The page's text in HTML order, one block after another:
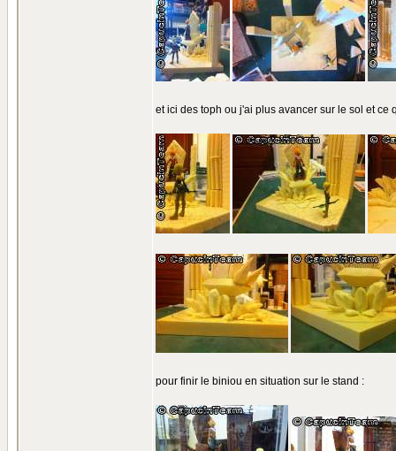
et ici des toph ou j'ai plus avancer sur le sol et ce
pour finir le biniou en situation sur le stand :